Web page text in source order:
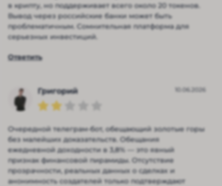
в крипту, но поддерживает всего около 20 токенов.
Вывод через российские банки может быть
проблематичным. Сомнительная платформа для
серьезных инвестиций.
Ответить
Григорий 10.06.2026
Очередной телеграм-бот, обещающий золотые горы
без малейших доказательств. Обещания
ежедневной доходности в 3,8% — это явный
признак финансовой пирамиды. Отсутствие
прозрачности, реальных данных о сделках и
анонимность создателей только подтверждают